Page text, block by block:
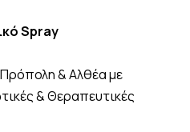
Spray
& Αλθέα με
& Θεραπευτικές